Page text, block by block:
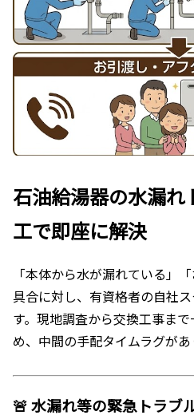
石油給湯器の水漏れ
工で即座に解決
「本体から水が漏れている」
具合に対し、有資格者の自社
す。現地調査から交換工事ま
め、中間の手配タイムラグがあ
🚨 水漏れ等の緊急トラブ